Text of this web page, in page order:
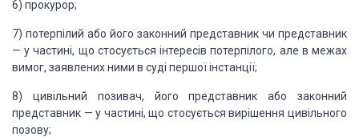
6) прокурор;
7) потерпілий або його законний представник чи представник
— у частині, що стосується інтересів потерпілого, але в межах
вимог, заявлених ними в суді першої інстанції;
8) цивільний позивач, його представник або законний
представник — у частині, що стосується вирішення цивільного
позову;